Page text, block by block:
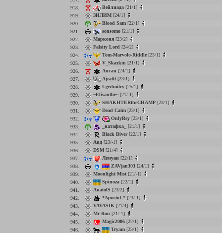
918.
Вейлиада [21/1]
919.
ЗИЛИМ [24/1]
920.
Blood Sam [22/1]
921.
sonsomo [21/1]
922.
Марконя [23/2]
923.
Falsity Lord [24/2]
924.
Tom-Marvolo-Riddle [23/1]
925.
V_Skazkin [21/1]
926.
Анган [24/1]
927.
Ajrattt [23/1]
928.
Lgedmitry [25/1]
929.
~Elisanthe~ [21/-1]
930.
SHAKHTERtheCHAMP [23/1]
931.
Dead Calm [23/1]
932.
OnlyRey [23/1]
933.
_натафка_
[21/1]
934.
Black Diver[22/1]
935.
Аид [23/-1]
936.
DSM [21/4]
937.
Лемуан [22/1]
938.
ZAVjan303 [24/1]
939.
Moonlight Mist [21/-1]
940.
Spinoza [22/1]
941.
AnatolS [23/2]
942.
*ApostoL* [23/-1]
943.
VAVASIK [21/4]
944.
Mr Ron [21/-1]
945.
Magic2006 [22/1]
946.
Tryam [23/1]